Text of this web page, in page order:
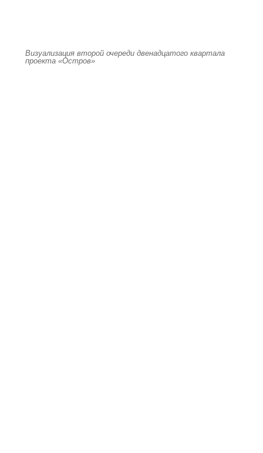
Визуализация второй очереди двенадцатого квартала
проекта «Остров»